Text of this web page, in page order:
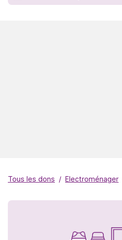
Tous les dons Electroménager